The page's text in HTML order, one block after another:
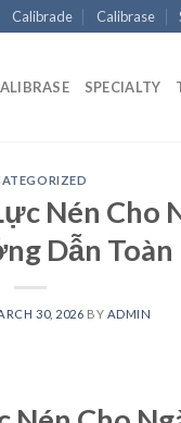
Calibrade Calibrase
SPECIALTY
Nén Cho
Dẫn Toàn
30, 2026 BY ADMIN